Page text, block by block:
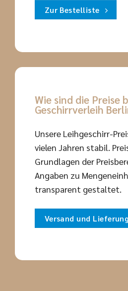
Zur Bestelliste
Wie sind die Preise
Geschirrverleih
Unsere Leihgeschirr-
vielen Jahren stabil.
Grundlagen der
Angaben zu
transparent gestaltet.
Versand und Lieferung